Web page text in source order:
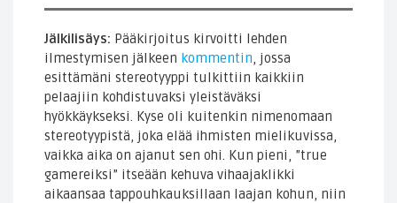
Jälkilisäys: Pääkirjoitus kirvoitti lehden
ilmestymisen jälkeen kommentin , jossa
esittämäni stereotyyppi tulkittiin kaikkiin
pelaajiin kohdistuvaksi yleistäväksi
hyökkäykseksi. Kyse oli kuitenkin nimenomaan
stereotyypistä, joka elää ihmisten mielikuvissa,
vaikka aika on ajanut sen ohi. Kun pieni, ”true
gamereiksi” itseään kehuva vihaajaklikki
aikaansaa tappouhkauksillaan laajan kohun, niin